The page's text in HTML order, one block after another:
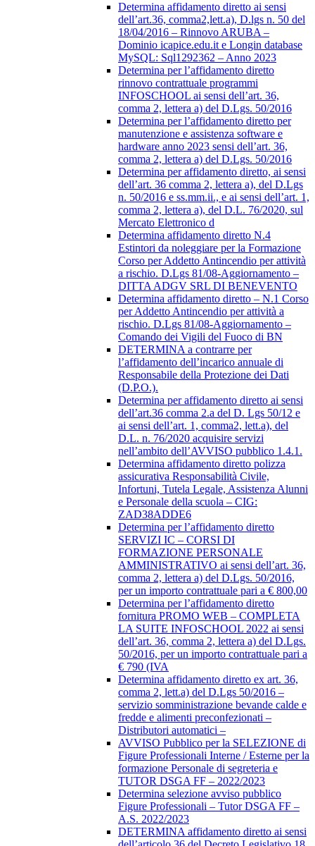
Determina affidamento diretto ai sensi
dell’art.36, comma2,lett.a), D.lgs n. 50 del
18/04/2016 – Rinnovo ARUBA –
Dominio icapice.edu.it e Longin database
MySQL: Sql1292362 – Anno 2023
Determina per l’affidamento diretto
rinnovo contrattuale programmi
INFOSCHOOL ai sensi dell’art. 36,
comma 2, lettera a) del D.Lgs. 50/2016
Determina per l’affidamento diretto per
manutenzione e assistenza software e
hardware anno 2023 sensi dell’art. 36,
comma 2, lettera a) del D.Lgs. 50/2016
Determina per affidamento diretto, ai sensi
dell’art. 36 comma 2, lettera a), del D.Lgs
n. 50/2016 e ss.mm.ii., e ai sensi dell’art. 1,
comma 2, lettera a), del D.L. 76/2020, sul
Mercato Elettronico d
Determina affidamento diretto N.4
Estintori da noleggiare per la Formazione
Corso per Addetto Antincendio per attività
a rischio. D.Lgs 81/08-Aggiornamento –
DITTA ADGV SRL DI BENEVENTO
Determina affidamento diretto – N.1 Corso
per Addetto Antincendio per attività a
rischio. D.Lgs 81/08-Aggiornamento –
Comando dei Vigili del Fuoco di BN
DETERMINA a contrarre per
l’affidamento dell’incarico annuale di
Responsabile della Protezione dei Dati
(D.P.O.).
Determina per affidamento diretto ai sensi
dell’art.36 comma 2.a del D. Lgs 50/12 e
ai sensi dell’art. 1, comma2, lett.a), del
D.L. n. 76/2020 acquisire servizi
nell’ambito dell’AVVISO pubblico 1.4.1.
Determina affidamento diretto polizza
assicurativa Responsabilità Civile,
Infortuni, Tutela Legale, Assistenza Alunni
e Personale della scuola – CIG:
ZAD38ADDE6
Determina per l’affidamento diretto
SERVIZI IC – CORSI DI
FORMAZIONE PERSONALE
AMMINISTRATIVO ai sensi dell’art. 36,
comma 2, lettera a) del D.Lgs. 50/2016,
per un importo contrattuale pari a € 800,00
Determina per l’affidamento diretto
fornitura PROMO WEB – COMPLETA
LA SUITE INFOSCHOOL 2022 ai sensi
dell’art. 36, comma 2, lettera a) del D.Lgs.
50/2016, per un importo contrattuale pari a
€ 790 (IVA
Determina affidamento diretto ex art. 36,
comma 2, lett.a) del D.Lgs 50/2016 –
servizio somministrazione bevande calde e
fredde e alimenti preconfezionati –
Distributori automatici –
AVVISO Pubblico per la SELEZIONE di
Figure Professionali Interne / Esterne per la
formazione Personale di segreteria e
TUTOR DSGA FF – 2022/2023
Determina selezione avviso pubblico
Figure Professionali – Tutor DSGA FF –
A.S. 2022/2023
DETERMINA affidamento diretto ai sensi